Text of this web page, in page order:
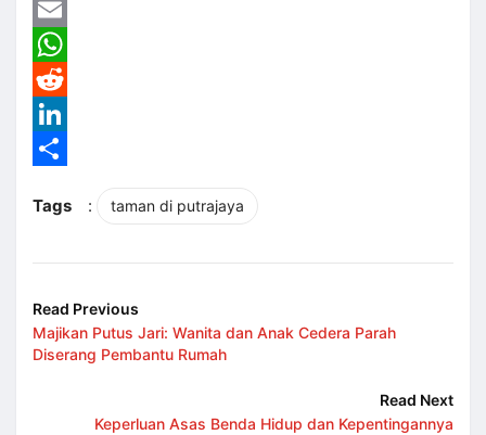
Twitter
Email
WhatsApp
Reddit
LinkedIn
Tags
: taman di putrajaya
Read Previous
Majikan Putus Jari: Wanita dan Anak Cedera Parah
Diserang Pembantu Rumah
Read Next
Keperluan Asas Benda Hidup dan Kepentingannya